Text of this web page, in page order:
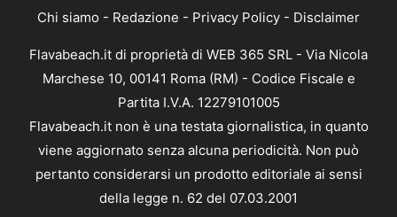
Chi siamo - Redazione - Privacy Policy - Disclaimer
Flavabeach.it di proprietà di WEB 365 SRL - Via Nicola
Marchese 10, 00141 Roma (RM) - Codice Fiscale e
Partita I.V.A. 12279101005
Flavabeach.it non è una testata giornalistica, in quanto
viene aggiornato senza alcuna periodicità. Non può
pertanto considerarsi un prodotto editoriale ai sensi
della legge n. 62 del 07.03.2001